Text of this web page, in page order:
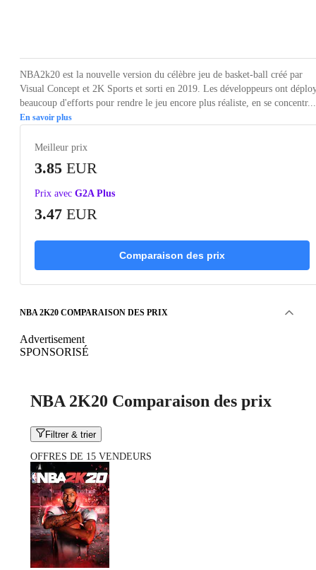
NBA2k20 est la nouvelle version du célèbre jeu de basket-ball créé par
Visual Concept et 2K Sports et sorti en 2019. Les développeurs ont
beaucoup d'efforts pour rendre le jeu encore plus réaliste, en se concentr...
En savoir plus
Meilleur prix
3.85 EUR
Prix avec G2A Plus
3.47 EUR
Comparaison des prix
NBA 2K20 COMPARAISON DES PRIX
Advertisement
SPONSORISÉ
NBA 2K20 Comparaison des prix
Filtrer & trier
OFFRES DE 15 VENDEURS